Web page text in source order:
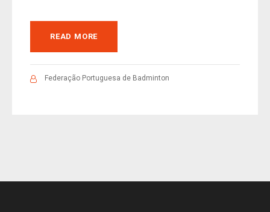
READ MORE
Federação Portuguesa de Badminton